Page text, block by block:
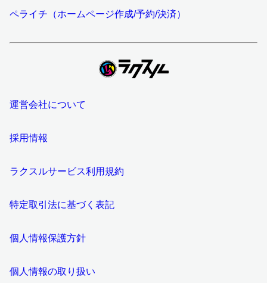
ペライチ（ホームページ作成/予約/決済）
運営会社について
採用情報
ラクスルサービス利用規約
特定取引法に基づく表記
個人情報保護方針
個人情報の取り扱い